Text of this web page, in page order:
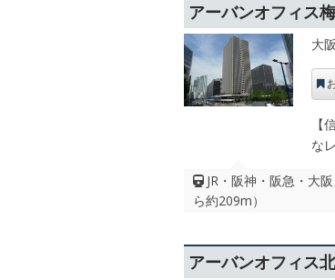
アーバンオフィス
大
【
な
JR・阪神・阪急・大
ら約209m）
アーバンオフィス